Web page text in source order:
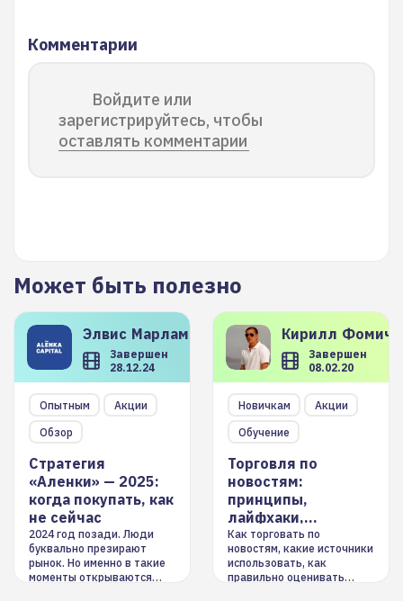
Комментарии
Войдите или
зарегистрируйтесь, чтобы
оставлять комментарии
Может быть полезно
Элвис Марламов
Завершен
28.12.24
Опытным
Акции
Обзор
Стратегия
«Аленки» — 2025:
когда покупать, как
не сейчас
2024 год позади. Люди
буквально презирают
рынок. Но именно в такие
моменты открываются
Кирилл
Завершен
08.02.20
Новичкам
Акции
Обучение
Торговля по
новостям:
принципы,
лайфхаки,
инструменты
Как торговать по
новостям, какие источники
использовать, как
правильно оценивать